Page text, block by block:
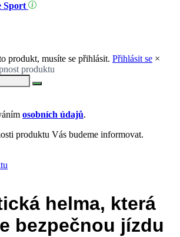
Sport
produkt, musíte se přihlásit. Přihlásit se ×
produktu
osobních údajů.
produktu Vás budeme informovat.
helma, která
bezpečnou jízdu